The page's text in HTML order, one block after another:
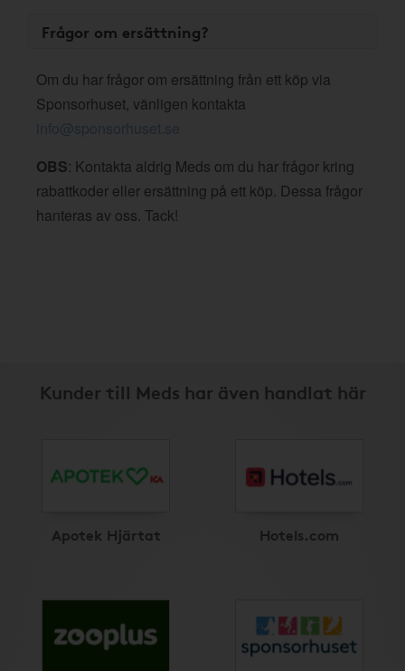
Frågor om ersättning?
Om du har frågor om ersättning från ett köp via
Sponsorhuset, vänligen kontakta
info@sponsorhuset.se
OBS: Kontakta aldrig Meds om du har frågor kring
rabattkoder eller ersättning på ett köp. Dessa frågor
hanteras av oss. Tack!
Kunder till Meds har även handlat här
Apotek Hjärtat Hotels.com